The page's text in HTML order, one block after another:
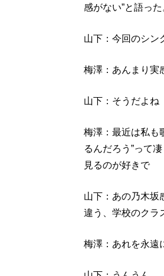
感がない”と語った
山下：今回のシ
梅澤：あんまり実
山下：そうだよね
梅澤：最近は私も
るんだろう”って
見るのが好きで
山下：あの乃木坂
違う、学校のクラ
梅澤：あれを永遠